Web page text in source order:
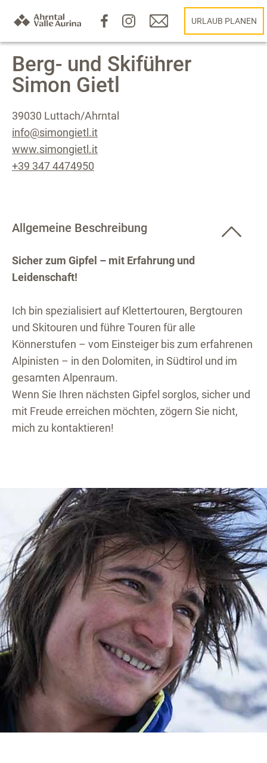
URLAUB PLANEN
Berg- und Skiführer
Simon Gietl
39030 Luttach/Ahrntal
info@simongietl.it
www.simongietl.it
+39 347 4474950
Allgemeine Beschreibung
Sicher zum Gipfel – mit Erfahrung und
Leidenschaft!
Ich bin spezialisiert auf Klettertouren, Bergtouren
und Skitouren und führe Touren für alle
Könnerstufen – vom Einsteiger bis zum erfahrenen
Alpinisten – in den Dolomiten, in Südtirol und im
gesamten Alpenraum.
Wenn Sie Ihren nächsten Gipfel sorglos, sicher und
mit Freude erreichen möchten, zögern Sie nicht,
mich zu kontaktieren!